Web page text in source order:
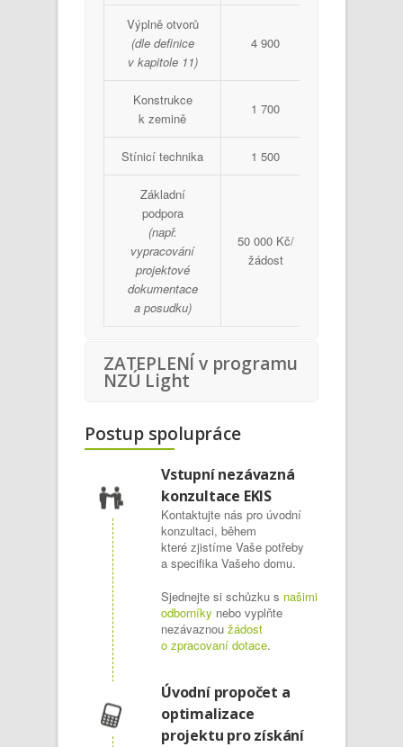
Výplně otvorů
(dle definice
v kapitole 11)
4 900
Konstrukce
k zemině
1 700
Stínicí technika 1 500
Základní
podpora
(např.
vypracování
projektové
dokumentace
a posudku)
50 000 Kč/
žádost
ZATEPLENÍ v programu
NZÚ Light
Postup spolupráce
Vstupní nezávazná
konzultace EKIS
Kontaktujte nás pro úvodní
konzultaci, během
které zjistíme Vaše potřeby
a specifika Vašeho domu.
Sjednejte si schůzku s našimi
odborníky nebo vyplňte
nezávaznou žádost
o zpracovaní dotace.
Úvodní propočet a
optimalizace
projektu pro získání